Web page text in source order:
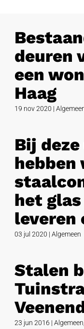
deuren
een
Haag
19 nov 2020 |
Bij
hebben
het
leveren
03 jul 2020 | Algemeen
Stalen
23 jun 2016 | Algemeen